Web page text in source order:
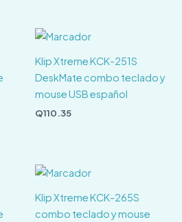
Klip Xtreme KCK-251S
DeskMate combo teclado y
mouse USB español
Q110.35
Klip Xtreme KCK-265S
combo teclado y mouse